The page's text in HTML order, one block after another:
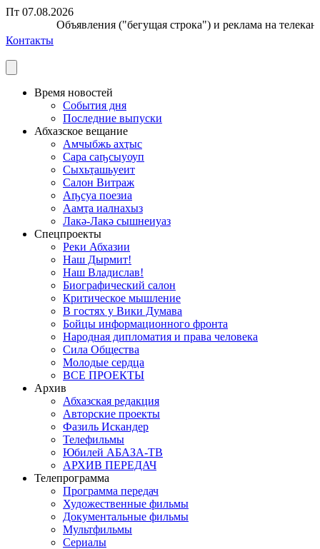
Пт 07.08.2026
Объявления ("бегущая строка") и реклама на
Контакты
Время новостей
События дня
Последние выпуски
Абхазское вещание
Амчыбжь ахҭыс
Сара саҧсыуоуп
Сыхьҭашьуеит
Салон Витраж
Аҧсуа поезиа
Аамҭа иалнахыз
Лакә-Лакә сышнеиуаз
Спецпроекты
Реки Абхазии
Наш Дырмит!
Наш Владислав!
Биографический салон
Критическое мышление
В гостях у Вики Думава
Бойцы информационного фронта
Народная дипломатия и права человека
Сила Общества
Молодые сердца
ВСЕ ПРОЕКТЫ
Архив
Абхазская редакция
Авторские проекты
Фазиль Искандер
Телефильмы
Юбилей АБАЗА-ТВ
АРХИВ ПЕРЕДАЧ
Телепрограмма
Программа передач
Художественные фильмы
Документальные фильмы
Мультфильмы
Сериалы